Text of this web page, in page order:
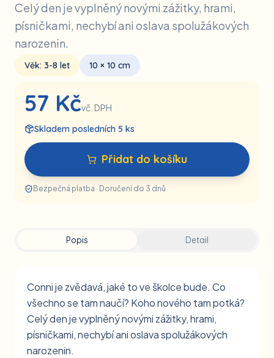
Celý den je vyplněný novými zážitky, hrami,
písničkami, nechybí ani oslava spolužákových
narozenin.
Věk: 3-8 let 10 × 10 cm
57 Kčvč. DPH
Skladem posledních 5 ks
Přidat do košíku
Bezpečná platba · Doručení do 3 dnů
Popis Detail
Conni je zvědavá, jaké to ve školce bude. Co
všechno se tam naučí? Koho nového tam potká?
Celý den je vyplněný novými zážitky, hrami,
písničkami, nechybí ani oslava spolužákových
narozenin.